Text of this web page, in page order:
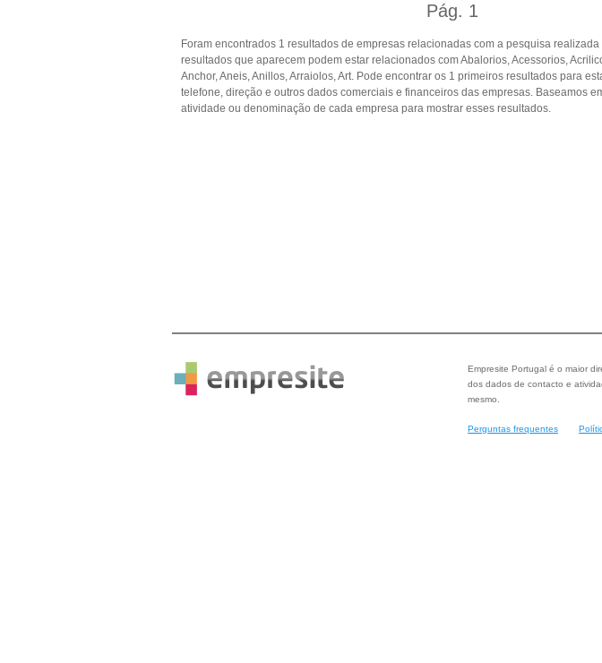
Pág. 1
Foram encontrados 1 resultados de empresas relacionadas com a pesquisa
resultados que aparecem podem estar relacionados com Abalorios, Acessorios,
Anchor, Aneis, Anillos, Arraiolos, Art. Pode encontrar os 1 primeiros resultados para
telefone, direção e outros dados comerciais e financeiros das empresas. Baseamos
atividade ou denominação de cada empresa para mostrar esses resultados.
Empresite Portugal é o maior
dos dados de contacto e
mesmo.
Perguntas frequentes